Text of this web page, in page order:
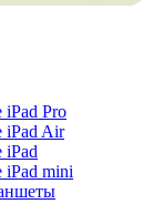
iPad Pro
iPad Air
iPad
iPad mini